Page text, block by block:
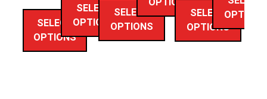
SELECT
OPTIONS
SELECT
OPTIONS
SELECT
OPTIONS
SELECT
OPTIONS
OPTIONS